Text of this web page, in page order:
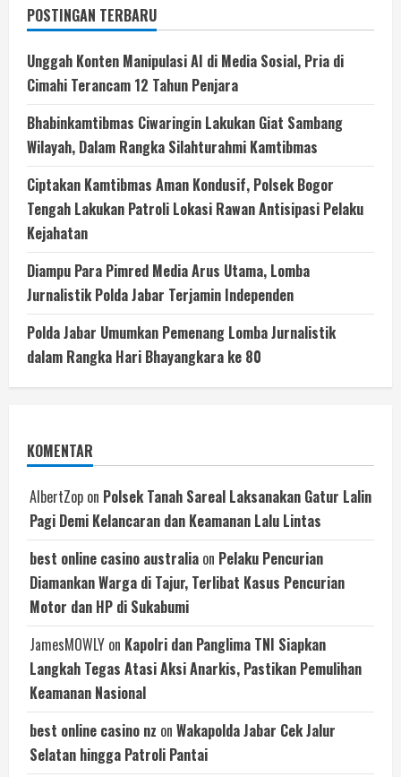
POSTINGAN TERBARU
Unggah Konten Manipulasi AI di Media Sosial, Pria di
Cimahi Terancam 12 Tahun Penjara
Bhabinkamtibmas Ciwaringin Lakukan Giat Sambang
Wilayah, Dalam Rangka Silahturahmi Kamtibmas
Ciptakan Kamtibmas Aman Kondusif, Polsek Bogor
Tengah Lakukan Patroli Lokasi Rawan Antisipasi Pelaku
Kejahatan
Diampu Para Pimred Media Arus Utama, Lomba
Jurnalistik Polda Jabar Terjamin Independen
Polda Jabar Umumkan Pemenang Lomba Jurnalistik
dalam Rangka Hari Bhayangkara ke 80
KOMENTAR
AlbertZop on Polsek Tanah Sareal Laksanakan Gatur Lalin
Pagi Demi Kelancaran dan Keamanan Lalu Lintas
best online casino australia on Pelaku Pencurian
Diamankan Warga di Tajur, Terlibat Kasus Pencurian
Motor dan HP di Sukabumi
JamesMOWLY on Kapolri dan Panglima TNI Siapkan
Langkah Tegas Atasi Aksi Anarkis, Pastikan Pemulihan
Keamanan Nasional
best online casino nz on Wakapolda Jabar Cek Jalur
Selatan hingga Patroli Pantai